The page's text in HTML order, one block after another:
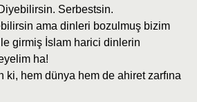
Serbestsin.
ama dinleri bozulmuş bizim
girmiş İslam harici dinlerin
ha!
ki, hem dünya hem de ahiret zarfına